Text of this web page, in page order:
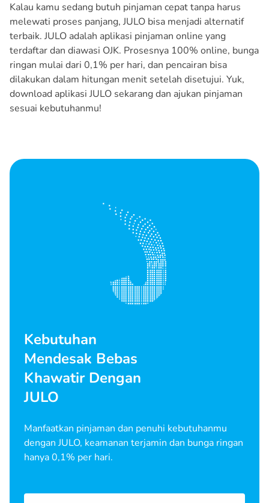
Kalau kamu sedang butuh pinjaman cepat tanpa harus
melewati proses panjang, JULO bisa menjadi alternatif
terbaik. JULO adalah aplikasi pinjaman online yang
terdaftar dan diawasi OJK. Prosesnya 100% online, bunga
ringan mulai dari 0,1% per hari, dan pencairan bisa
dilakukan dalam hitungan menit setelah disetujui. Yuk,
download aplikasi JULO sekarang dan ajukan pinjaman
sesuai kebutuhanmu!
Kebutuhan
Mendesak Bebas
Khawatir Dengan
JULO
Manfaatkan pinjaman dan penuhi kebutuhanmu
dengan JULO, keamanan terjamin dan bunga ringan
hanya 0,1% per hari.